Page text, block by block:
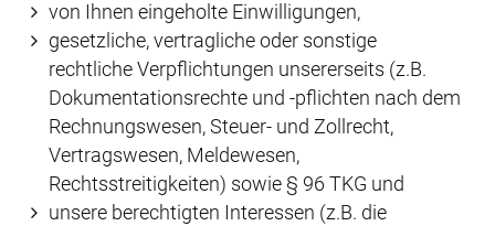
von Ihnen eingeholte Einwilligungen,
gesetzliche, vertragliche oder sonstige
rechtliche Verpflichtungen unsererseits (z.B.
Dokumentationsrechte und -pflichten nach dem
Rechnungswesen, Steuer- und Zollrecht,
Vertragswesen, Meldewesen,
Rechtsstreitigkeiten) sowie § 96 TKG und
unsere berechtigten Interessen (z.B. die